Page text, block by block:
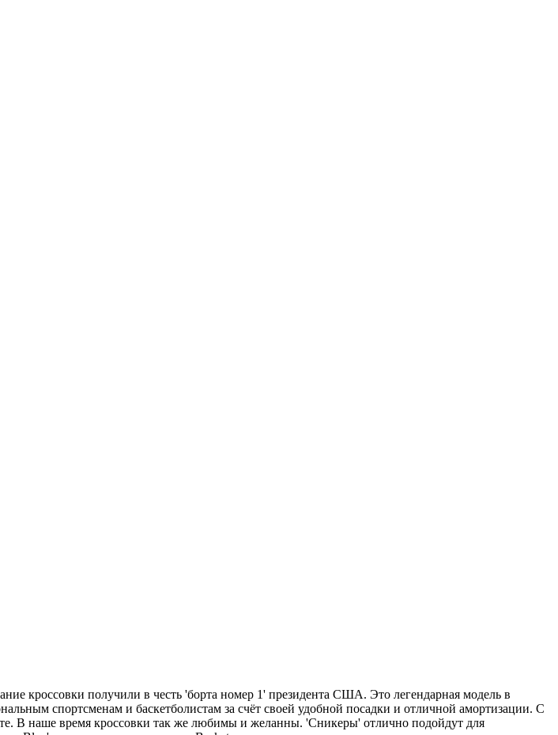
кроссовки получили в честь 'борта номер 1' президента США. Это легендарная модель в
спортсменам и баскетболистам за счёт своей удобной посадки и отличной амортизации. С
В наше время кроссовки так же любимы и желанны. 'Сникеры' отлично подойдут для